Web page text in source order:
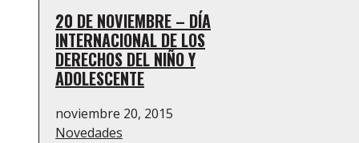
20 DE NOVIEMBRE – DÍA
INTERNACIONAL DE LOS
DERECHOS DEL NIÑO Y
ADOLESCENTE
noviembre 20, 2015
Novedades